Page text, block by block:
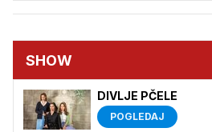
SHOW
DIVLJE PČELE
POGLEDAJ